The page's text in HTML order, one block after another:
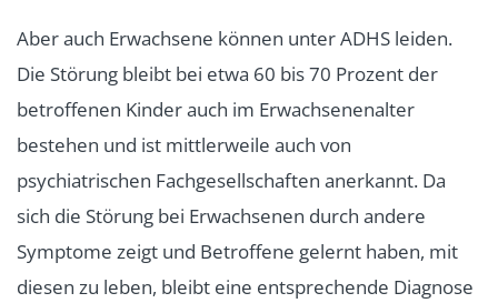
Aber auch Erwachsene können unter ADHS leiden.
Die Störung bleibt bei etwa 60 bis 70 Prozent der
betroffenen Kinder auch im Erwachsenenalter
bestehen und ist mittlerweile auch von
psychiatrischen Fachgesellschaften anerkannt. Da
sich die Störung bei Erwachsenen durch andere
Symptome zeigt und Betroffene gelernt haben, mit
diesen zu leben, bleibt eine entsprechende Diagnose